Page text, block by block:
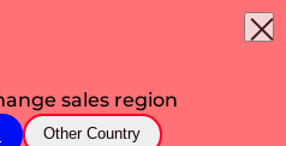
sales region
Other Country